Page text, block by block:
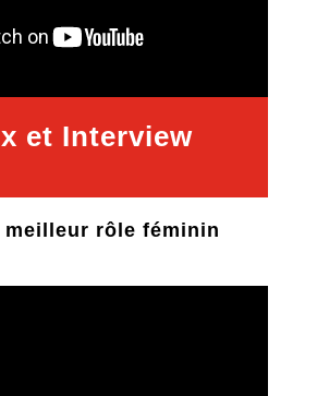
et Interview
meilleur rôle féminin